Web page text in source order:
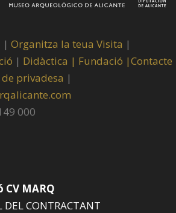
| Organitza la teua Visita |
| Didàctica | Fundació |Contacte
privadesa |
000
CV MARQ
DEL CONTRACTANT